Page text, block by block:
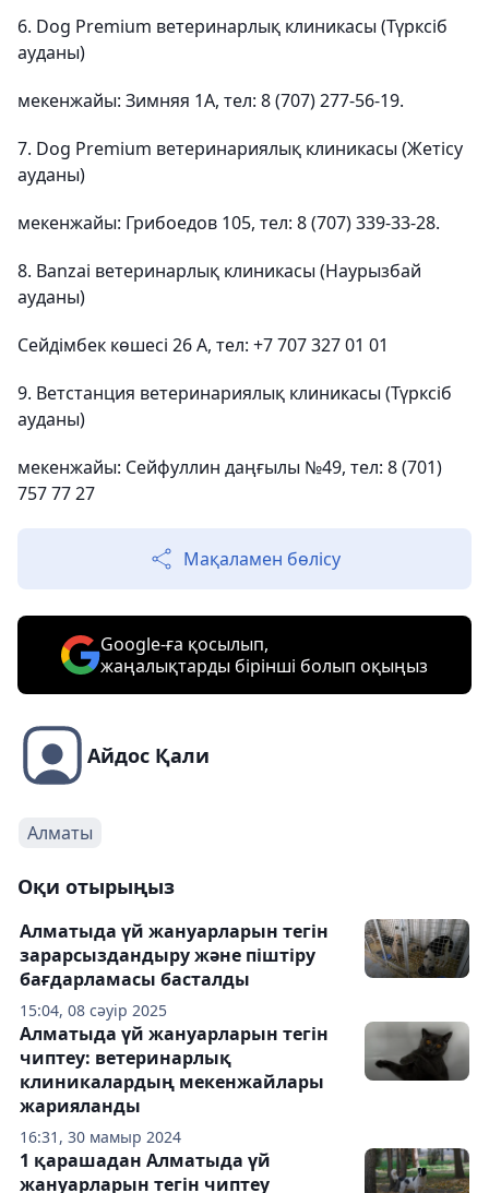
6. Dog Premium ветеринарлық клиникасы (Түрксіб
ауданы)
мекенжайы: Зимняя 1А, тел: 8 (707) 277-56-19.
7. Dog Premium ветеринариялық клиникасы (Жетісу
ауданы)
мекенжайы: Грибоедов 105, тел: 8 (707) 339-33-28.
8. Banzai ветеринарлық клиникасы (Наурызбай
ауданы)
Сейдімбек көшесі 26 А, тел: +7 707 327 01 01
9. Ветстанция ветеринариялық клиникасы (Түрксіб
ауданы)
мекенжайы: Сейфуллин даңғылы №49, тел: 8 (701)
757 77 27
Мақаламен бөлісу
Google-ға қосылып,
жаңалықтарды бірінші болып оқыңыз
Айдос Қали
Алматы
Оқи отырыңыз
15:04, 08 сәуір 2025
Алматыда үй жануарларын тегін
зарарсыздандыру және піштіру
бағдарламасы басталды
16:31, 30 мамыр 2024
Алматыда үй жануарларын тегін
чиптеу: ветеринарлық
клиникалардың мекенжайлары
жарияланды
1 қарашадан Алматыда үй
жануарларын тегін чиптеу